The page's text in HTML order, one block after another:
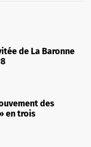
de La Baronne
des
en trois